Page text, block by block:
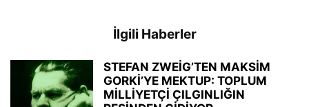
İlgili Haberler
STEFAN ZWEİG’TEN MAKSİM
GORKİ’YE MEKTUP: TOPLUM
MİLLİYETÇİ ÇILGINLIĞIN